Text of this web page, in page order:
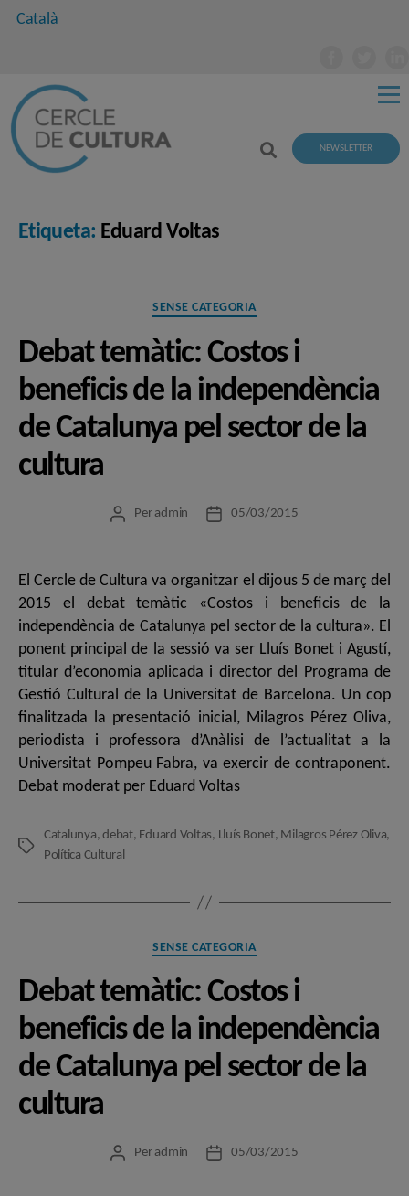
Català
NEWSLETTER
Etiqueta: Eduard Voltas
Categories
SENSE CATEGORIA
Debat temàtic: Costos i
beneficis de la independència
de Catalunya pel sector de la
cultura
Autor
Per admin
Data05/03/2015
El Cercle de Cultura va organitzar el dijous 5 de març del
2015 el debat temàtic «Costos i beneficis de la
independència de Catalunya pel sector de la cultura». El
ponent principal de la sessió va ser Lluís Bonet i Agustí,
titular d’economia aplicada i director del Programa de
Gestió Cultural de la Universitat de Barcelona. Un cop
finalitzada la presentació inicial, Milagros Pérez Oliva,
periodista i professora d’Anàlisi de l’actualitat a la
Universitat Pompeu Fabra, va exercir de contraponent.
Debat moderat per Eduard Voltas
Etiquetes
Catalunya,debat, Eduard Voltas, Lluís Bonet, Milagros Pérez Oliva,
Política Cultural
Categories
SENSE CATEGORIA
Debat temàtic: Costos i
beneficis de la independència
de Catalunya pel sector de la
cultura
Autor
Per admin
Data05/03/2015